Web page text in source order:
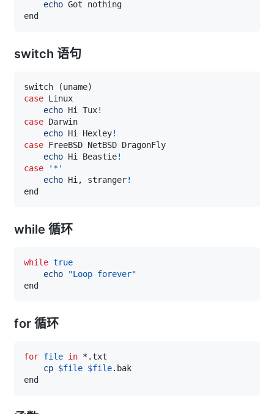
echo
switch 语句
switch (uname)
case
echo Hi Tux!
case
echo Hi Hexley!
case
echo Hi Beastie!
case
'*'
echo Hi, stranger!
while 循环
while true
echo
"Loop forever"
for 循环
for file in
cp $file $file